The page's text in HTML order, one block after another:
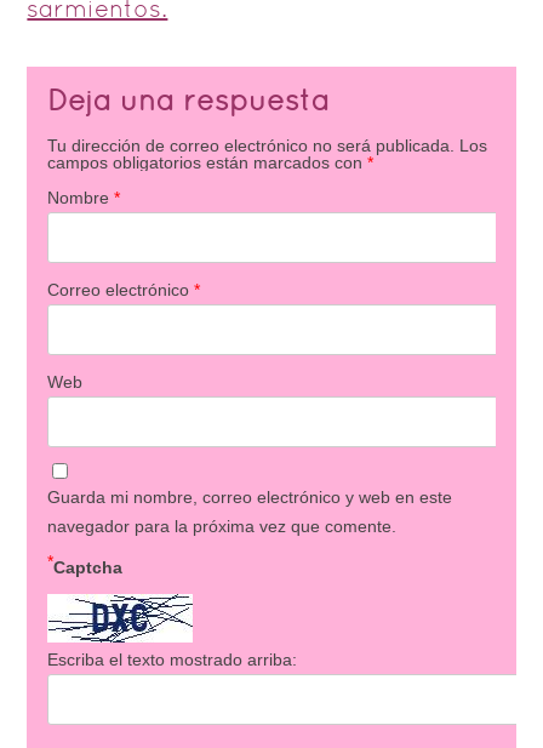
sarmientos.
Deja una respuesta
Tu dirección de correo electrónico no será publicada. Los
campos obligatorios están marcados con *
Nombre *
Correo electrónico *
Web
Guarda mi nombre, correo electrónico y web en este
navegador para la próxima vez que comente.
Captcha
*
Escriba el texto mostrado arriba: